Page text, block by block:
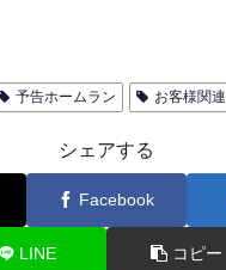
予告ホームラン お客様関連
シェアする
Facebook
LINE コピー